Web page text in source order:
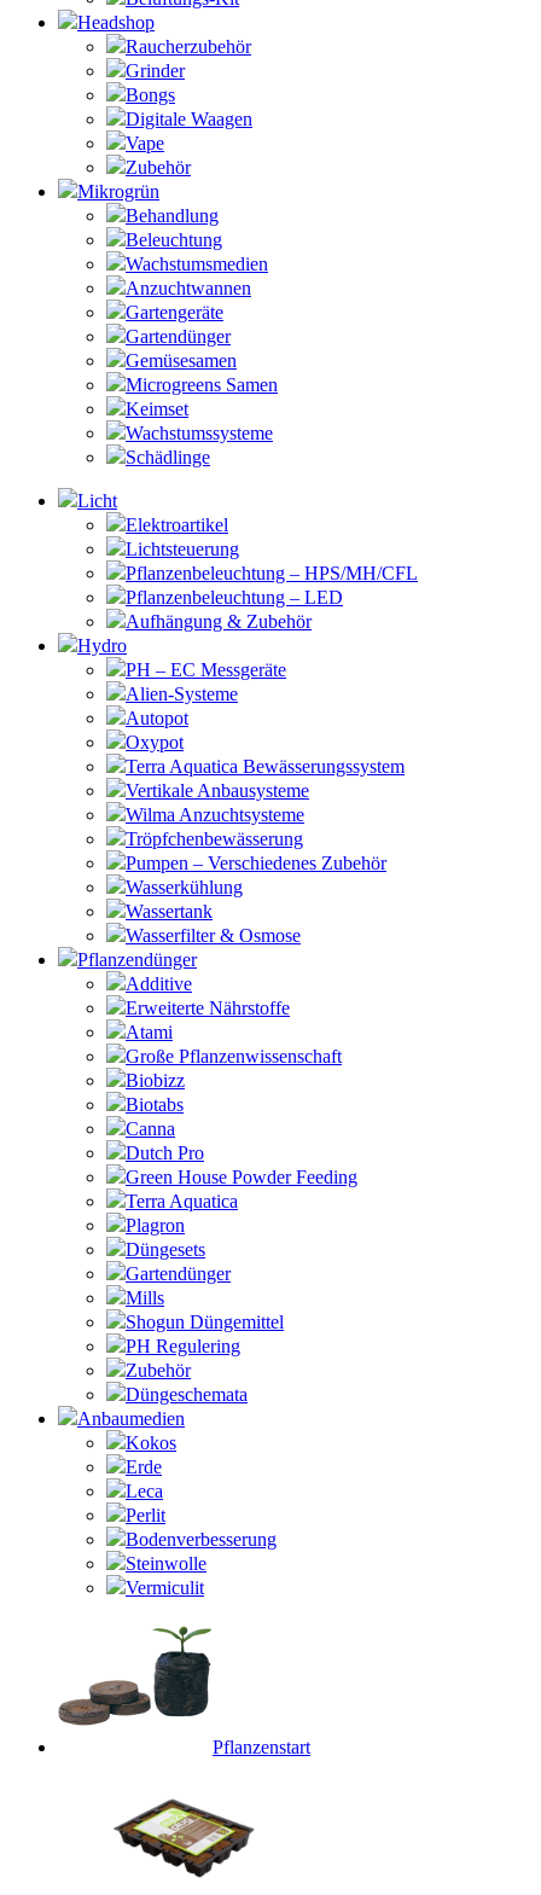
Headshop
Raucherzubehör
Grinder
Bongs
Digitale Waagen
Vape
Zubehör
Mikrogrün
Behandlung
Beleuchtung
Wachstumsmedien
Anzuchtwannen
Gartengeräte
Gartendünger
Gemüsesamen
Microgreens Samen
Keimset
Wachstumssysteme
Schädlinge
Licht
Elektroartikel
Lichtsteuerung
Pflanzenbeleuchtung – HPS/MH/CFL
Pflanzenbeleuchtung – LED
Aufhängung & Zubehör
Hydro
PH – EC Messgeräte
Alien-Systeme
Autopot
Oxypot
Terra Aquatica Bewässerungssystem
Vertikale Anbausysteme
Wilma Anzuchtsysteme
Tröpfchenbewässerung
Pumpen – Verschiedenes Zubehör
Wasserkühlung
Wassertank
Wasserfilter & Osmose
Pflanzendünger
Additive
Erweiterte Nährstoffe
Atami
Große Pflanzenwissenschaft
Biobizz
Biotabs
Canna
Dutch Pro
Green House Powder Feeding
Terra Aquatica
Plagron
Düngesets
Gartendünger
Mills
Shogun Düngemittel
PH Regulering
Zubehör
Düngeschemata
Anbaumedien
Kokos
Erde
Leca
Perlit
Bodenverbesserung
Steinwolle
Vermiculit
Pflanzenstart